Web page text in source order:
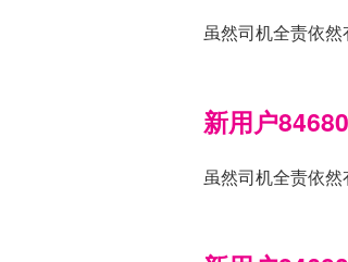
虽然司机全责依
新用户
虽然司机全责依